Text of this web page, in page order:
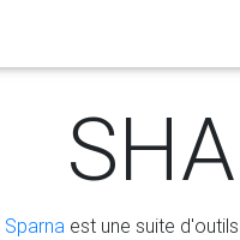
Sparna est une suite